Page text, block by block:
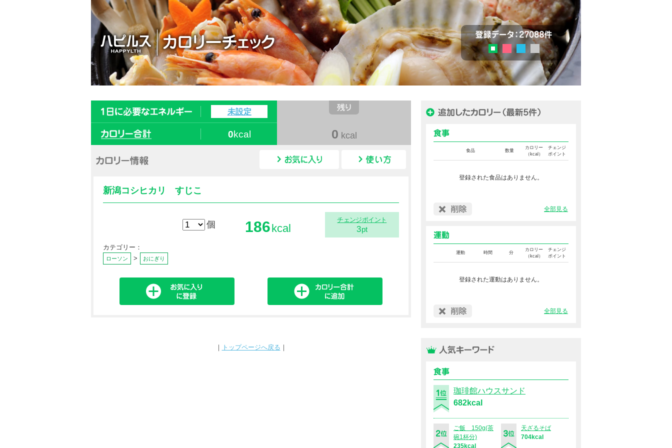
ハピルス カロリーチェック 登録データ：27036品目
ピンク ブルーグレー
食品 数量
カロリー
（kcal）
チェンジ
ポイント
登録された食品はありません。
全部見る
運動 時間 分
カロリー
（kcal）
チェンジ
ポイント
登録された運動はありません。
全部見る
珈琲館ハウスサンド
682kcal
ご飯 150g(茶
碗1杯分)
235kcal
天ざるそば
704kcal
未設定
0kcal 0 kcal
カロリー情報
新潟コシヒカリ すじこ
個 186kcal
チェンジポイント
3pt
カテゴリー：
ローソン > おにぎり
｜ トップページへ戻る ｜